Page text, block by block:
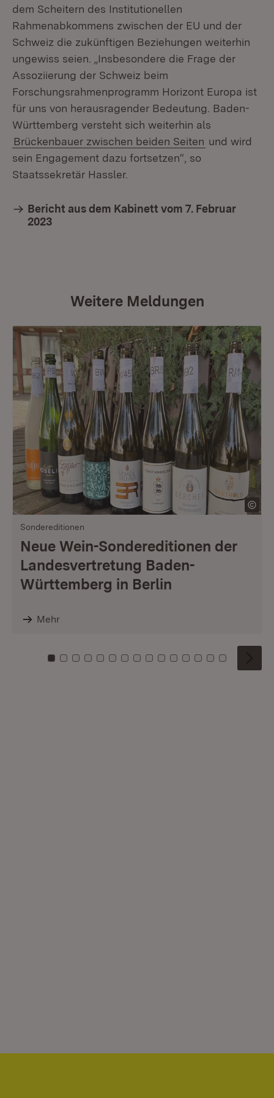
dem Scheitern des Institutionellen
Rahmenabkommens zwischen der EU und der
Schweiz die zukünftigen Beziehungen weiterhin
ungewiss seien. „Insbesondere die Frage der
Assoziierung der Schweiz beim
Forschungsrahmenprogramm Horizont Europa ist
für uns von herausragender Bedeutung. Baden-
Württemberg versteht sich weiterhin als
Brückenbauer zwischen beiden Seiten und wird
sein Engagement dazu fortsetzen“, so
Staatssekretär Hassler.
Bericht aus dem Kabinett vom 7. Februar
2023
Weitere Meldungen
Sondereditionen
Neue Wein-Sondereditionen der
Landesvertretung Baden-
Württemberg in Berlin
Mehr
Zu Kachel: 0
Zu Kachel: 1
Zu Kachel: 2
Zu Kachel: 3
Zu Kachel: 4
Zu Kachel: 5
Zu Kachel: 6
Zu Kachel: 7
Zu Kachel: 8
Zu Kachel: 9
Zu Kachel: 10
Zu Kachel: 11
Zu Kachel: 12
Zu Kachel:
Zu